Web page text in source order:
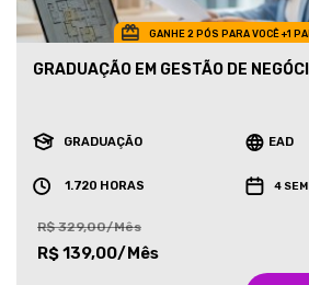
GANHE 2 PÓS PARA VOCÊ +1
GRADUAÇÃO EM GESTÃO DE
GRADUAÇÃO EAD
1.720 HORAS 4
R$ 329,00/Mês
R$ 139,00/Mês